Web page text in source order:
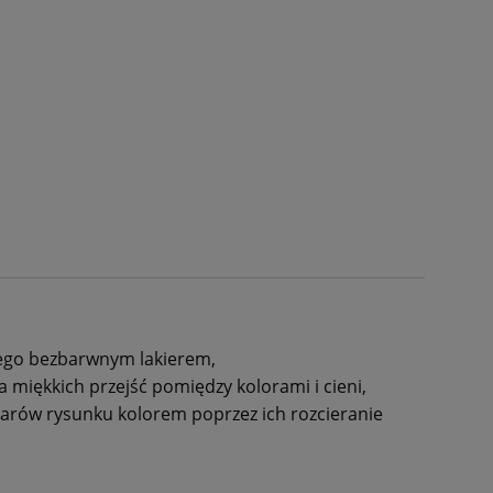
bezbarwnym lakierem,
miękkich przejść pomiędzy kolorami i cieni,
rysunku kolorem poprzez ich rozcieranie